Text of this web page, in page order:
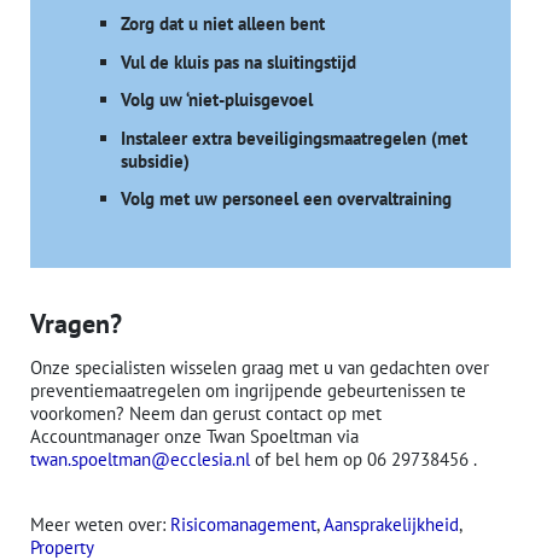
Zorg dat u niet alleen bent
Vul de kluis pas na sluitingstijd
Volg uw ‘niet-pluisgevoel
Instaleer extra beveiligingsmaatregelen (met
subsidie)
Volg met uw personeel een overvaltraining
Vragen?
Onze specialisten wisselen graag met u van gedachten over
preventiemaatregelen om ingrijpende gebeurtenissen te
voorkomen? Neem dan gerust contact op met
Accountmanager onze Twan Spoeltman via
twan.spoeltman@ecclesia.nl of bel hem op 06 29738456 .
Meer weten over: Risicomanagement, Aansprakelijkheid,
Property